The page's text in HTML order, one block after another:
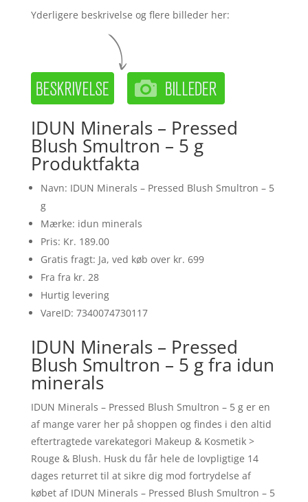
Yderligere beskrivelse og flere billeder her:
IDUN Minerals – Pressed
Blush Smultron – 5 g
Produktfakta
Navn: IDUN Minerals – Pressed Blush Smultron – 5
g
Mærke: idun minerals
Pris: Kr. 189.00
Gratis fragt: Ja, ved køb over kr. 699
Fra fra kr. 28
Hurtig levering
VareID: 7340074730117
IDUN Minerals – Pressed
Blush Smultron – 5 g fra idun
minerals
IDUN Minerals – Pressed Blush Smultron – 5 g er en
af mange varer her på shoppen og findes i den altid
eftertragtede varekategori Makeup & Kosmetik >
Rouge & Blush. Husk du får hele de lovpligtige 14
dages returret til at sikre dig mod fortrydelse af
købet af IDUN Minerals – Pressed Blush Smultron – 5